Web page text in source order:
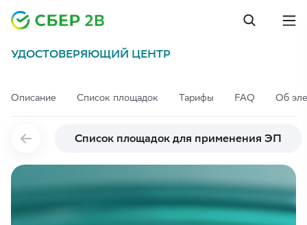
УДОСТОВЕРЯЮЩИЙ ЦЕНТР
Описание Список площадок Тарифы FAQ Об
Список площадок для применения ЭП